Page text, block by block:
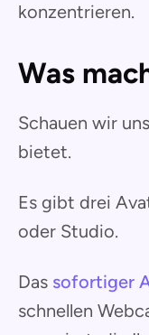
konzentrieren.
Was
Schauen wir
bietet.
Es gibt drei
oder Studio.
Das sofortiger
schnellen